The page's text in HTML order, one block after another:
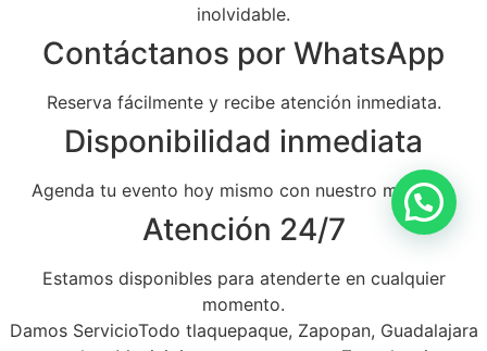
inolvidable.
Contáctanos por WhatsApp
Reserva fácilmente y recibe atención inmediata.
Disponibilidad inmediata
Agenda tu evento hoy mismo con nuestro mariachi.
Atención 24/7
Estamos disponibles para atenderte en cualquier
momento.
Damos ServicioTodo tlaquepaque, Zapopan, Guadalajara